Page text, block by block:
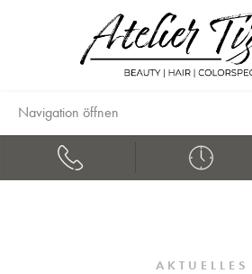
Navigation öffnen
AKTUELLES